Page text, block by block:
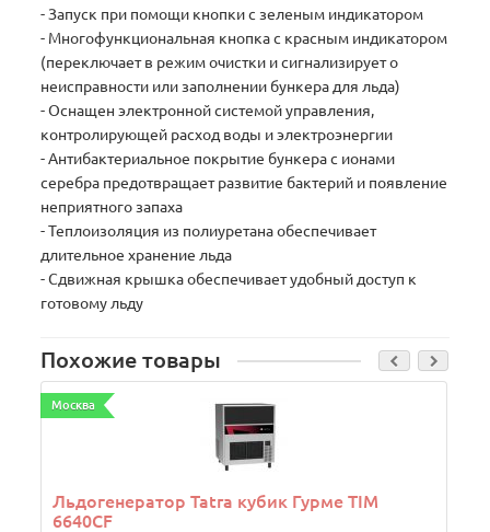
- Запуск при помощи кнопки с зеленым индикатором
- Многофункциональная кнопка с красным индикатором
(переключает в режим очистки и сигнализирует о
неисправности или заполнении бункера для льда)
- Оснащен электронной системой управления,
контролирующей расход воды и электроэнергии
- Антибактериальное покрытие бункера с ионами
серебра предотвращает развитие бактерий и появление
неприятного запаха
- Теплоизоляция из полиуретана обеспечивает
длительное хранение льда
- Сдвижная крышка обеспечивает удобный доступ к
готовому льду
Похожие товары
Москва
Льдогенератор Tatra кубик Гурме TIM
6640CF